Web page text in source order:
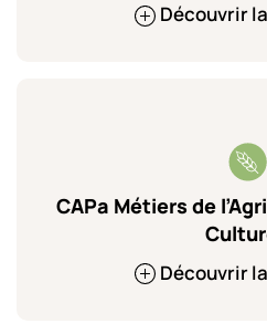
Découvrir
CAPa Métiers de
Découvrir